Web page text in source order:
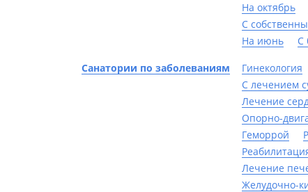
На октябрь
С
На июнь
С
Санатории по заболеваниям Гинекология
С лечением
Лечение
Опорно-
Геморрой
Лечение
Желудочно-